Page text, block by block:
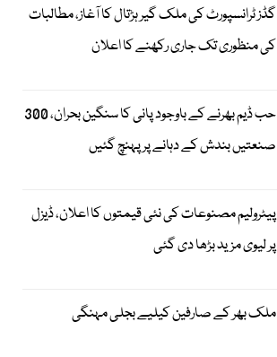
گڈز ٹرانسپورٹ کی ملک گیر ہڑتال کا آغاز، مطالبات
کی منظوری تک جاری رکھنے کا اعلان
حب ڈیم بھرنے کے باوجود پانی کا سنگین بحران، 300
صنعتیں بندش کے دہانے پر پہنچ گئیں
پیٹرولیم مصنوعات کی نئی قیمتوں کا اعلان، ڈیزل
پر لیوی مزید بڑھا دی گئی
ملک بھر کے صارفین کیلیے بجلی مہنگی